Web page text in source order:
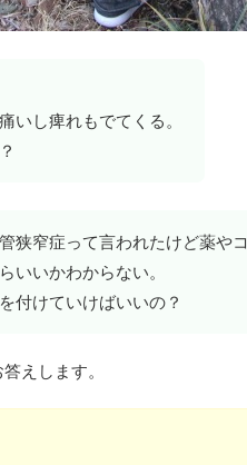
いし痺れもでてくる。
狭窄症って言われたけど薬や
いいかわからない。
付けていけばいいの？
えします。